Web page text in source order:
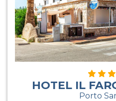
HOTEL IL
Porto